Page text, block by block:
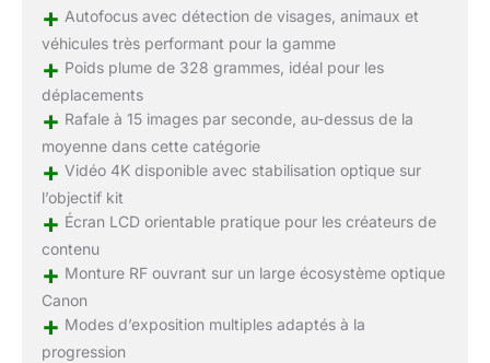
+ Autofocus avec détection de visages, animaux et
véhicules très performant pour la gamme
+ Poids plume de 328 grammes, idéal pour les
déplacements
+ Rafale à 15 images par seconde, au-dessus de la
moyenne dans cette catégorie
+ Vidéo 4K disponible avec stabilisation optique sur
l’objectif kit
+ Écran LCD orientable pratique pour les créateurs de
contenu
+ Monture RF ouvrant sur un large écosystème optique
Canon
+ Modes d’exposition multiples adaptés à la
progression